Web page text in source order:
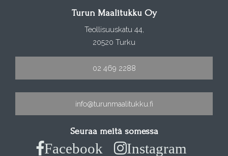
Turun Maalitukku Oy
Teollisuuskatu 44,
20520 Turku
02 469 2288
info@turunmaalitukku.fi
Seuraa meitä somessa
Facebook Instagram